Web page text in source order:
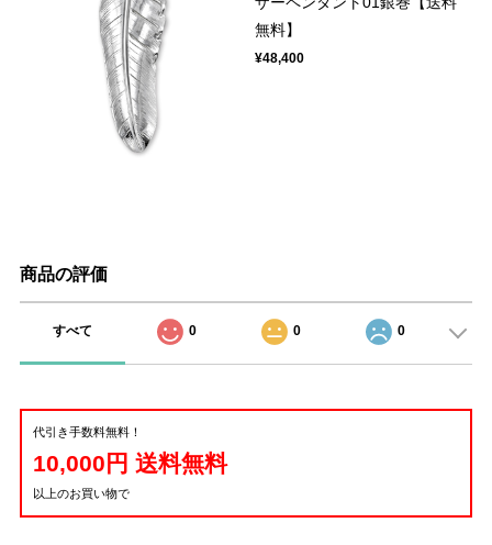
無料】
¥48,400
商品の評価
すべて 0 0 0
代引き手数料無料！
10,000円 送料無料
以上のお買い物で